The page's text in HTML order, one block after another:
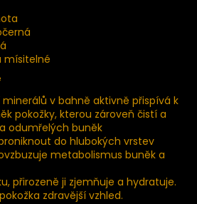
mísitelné
minerálů v bahně aktivně přispívá k
pokožky, kterou zároveň čistí a
odumřelých buněk
do hlubokých vrstev
metabolismus buněk a
přirozeně ji zjemňuje a hydratuje.
zdravější vzhled.